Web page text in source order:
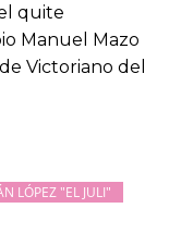
quite
Manuel Mazo
Victoriano del
LÓPEZ "EL JULI"